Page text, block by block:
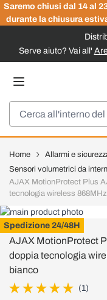
Saremo chiusi dal 14 al
durante la chiusura
Serve aiuto? Vai all'
Home Allarmi e
Sensori volumetrici da
AJAX MotionProtect Plus
tecnologia wireless
Spedizione 24/48H
AJAX
AJAX MotionProtect
doppia tecnologia
bianco
(1)